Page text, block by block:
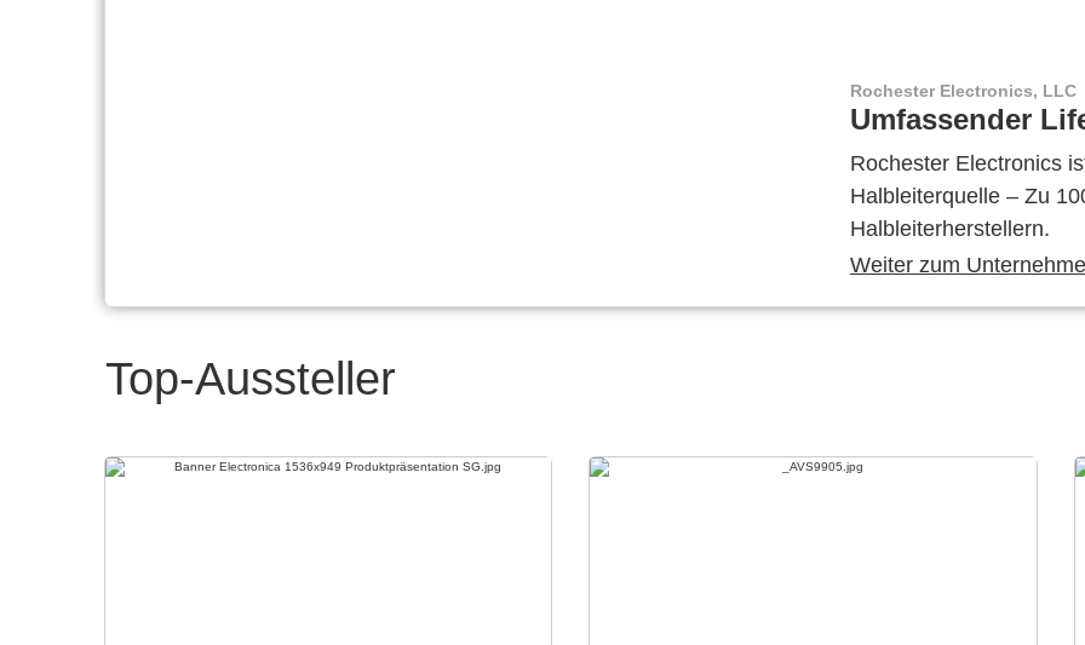
Rochester Electronics, LLC
Umfassender
Rochester Electronics
Halbleiterquelle – Zu
Halbleiterherstellern.
Weiter zum
Top-Aussteller